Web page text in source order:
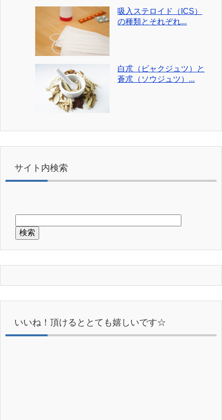
吸入ステロイド（ICS）
の種類とそれぞれ...
白朮（ビャクジュツ）と
蒼朮（ソウジュツ）...
サイト内検索
いいね！頂けるととても嬉しいです☆